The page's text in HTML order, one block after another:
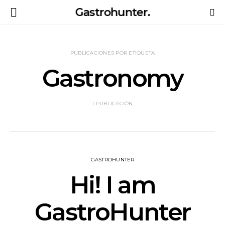
Gastrohunter.
PUBLICACIONES POR ETIQUETA
Gastronomy
1 PUBLICACIÓN
GASTROHUNTER
Hi! I am
GastroHunter